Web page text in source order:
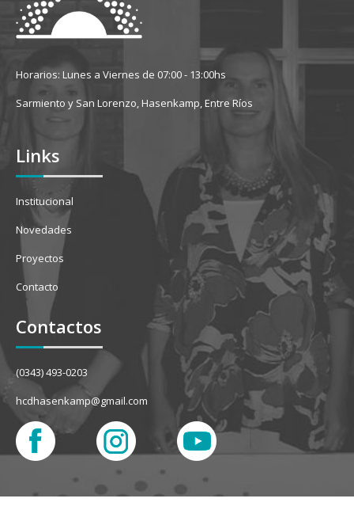
Horarios: Lunes a Viernes de 07:00 - 13:00hs
Sarmiento y San Lorenzo, Hasenkamp, Entre Ríos
Links
Institucional
Novedades
Proyectos
Contacto
Contactos
(0343) 493-0203
hcdhasenkamp@gmail.com